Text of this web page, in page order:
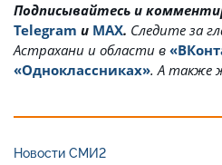
Подписывайтесь и
Telegram и MAX. Cледите за
Астрахани и области в
«Одноклассниках». А также
Новости СМИ2